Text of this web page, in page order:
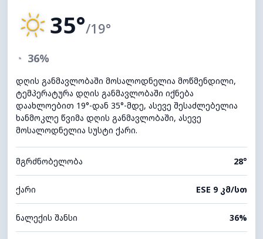
35°/19°
◔ 36%
დღის განმავლობაში მოსალოდნელია მოწმენდილი,
ტემპერატურა დღის განმავლობაში იქნება
დაახლოებით 19°-დან 35°-მდე, ასევე შესაძლებელია
ხანმოკლე წვიმა დღის განმავლობაში, ასევე
მოსალოდნელია სუსტი ქარი.
მგრძნობელობა 28°
ქარი ESE 9 კმ/სთ
ნალექის შანსი 36%